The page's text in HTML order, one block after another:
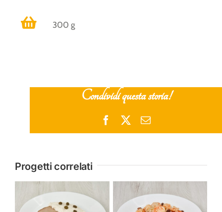
300 g
Condividi questa storia!
FacebookEmail
Progetti correlati